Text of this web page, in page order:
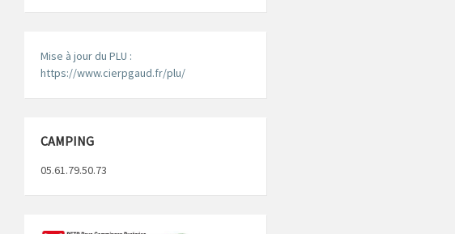
Mise à jour du PLU :
https://www.cierpgaud.fr/plu/
CAMPING
05.61.79.50.73